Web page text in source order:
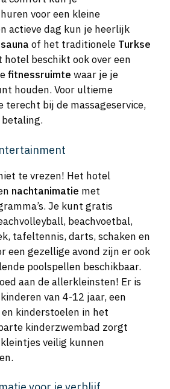
voor een kleine
actieve dag kun je heerlijk
sauna of het traditionele Turkse
hotel beschikt ook over een
fitnessruimte waar je je
houden. Voor ultieme
terecht bij de massageservice,
te vrezen! Het hotel
nachtanimatie met
Je kunt gratis
beachvoetbal,
tafeltennis, darts, schaken en
een gezellige avond zijn er ook
poolspellen beschikbaar.
aan de allerkleinsten! Er is
van 4-12 jaar, een
kinderstoelen in het
kinderzwembad zorgt
veilig kunnen